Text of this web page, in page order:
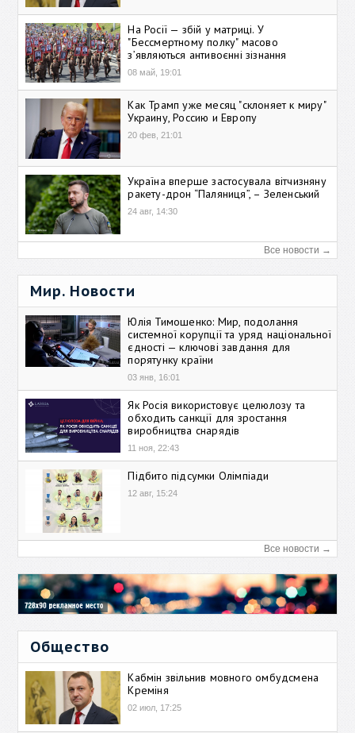
На Росії — збій у матриці. У
"Бессмертному полку" масово
зʼявляються антивоєнні зізнання
08 май, 19:01
Как Трамп уже месяц "склоняет к миру"
Украину, Россию и Европу
20 фев, 21:01
Україна вперше застосувала вітчизняну
ракету-дрон “Паляниця”, – Зеленський
24 авг, 14:30
Все новости →
Мир. Новости
Юлія Тимошенко: Мир, подолання
системної корупції та уряд національної
єдності — ключові завдання для
порятунку країни
03 янв, 16:01
Як Росія використовує целюлозу та
обходить санкції для зростання
виробництва снарядів
11 ноя, 22:43
Підбито підсумки Олімпіади
12 авг, 15:24
Все новости →
Общество
Кабмін звільнив мовного омбудсмена
Креміня
02 июл, 17:25